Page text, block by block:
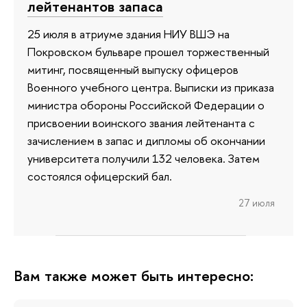
лейтенантов запаса
25 июля в атриуме здания НИУ ВШЭ на
Покровском бульваре прошел торжественный
митинг, посвященный выпуску офицеров
Военного учебного центра. Выписки из приказа
министра обороны Российской Федерации о
присвоении воинского звания лейтенанта с
зачислением в запас и дипломы об окончании
университета получили 132 человека. Затем
состоялся офицерский бал.
27 июля
Вам также может быть интересно: